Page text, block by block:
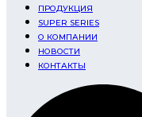
ПРОДУКЦИЯ
SUPER SERIES
О КОМПАНИИ
НОВОСТИ
КОНТАКТЫ